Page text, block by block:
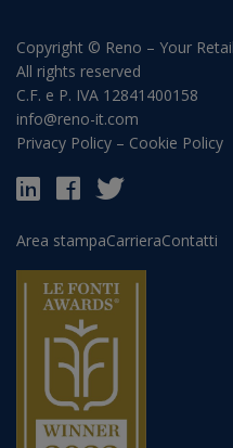
Copyright © Reno – Your
All rights reserved
C.F. e P. IVA 12841400158
info@reno-it.com
Privacy Policy – Cookie Policy
Area stampaCarrieraContatti